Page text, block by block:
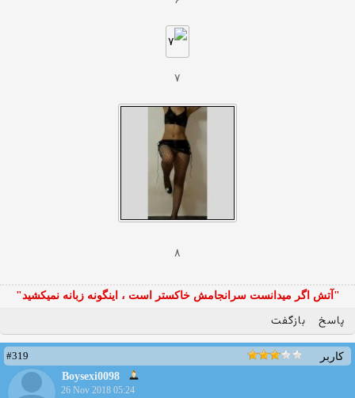
۷
۸
"آتش اگر ميدانست سرانجامش خاكستر است ، اينگونه زبانه نميكشيد"
پاسخ بازگفت
کاربر
#319
Boysexi0098
26 Nov 2018 05:24